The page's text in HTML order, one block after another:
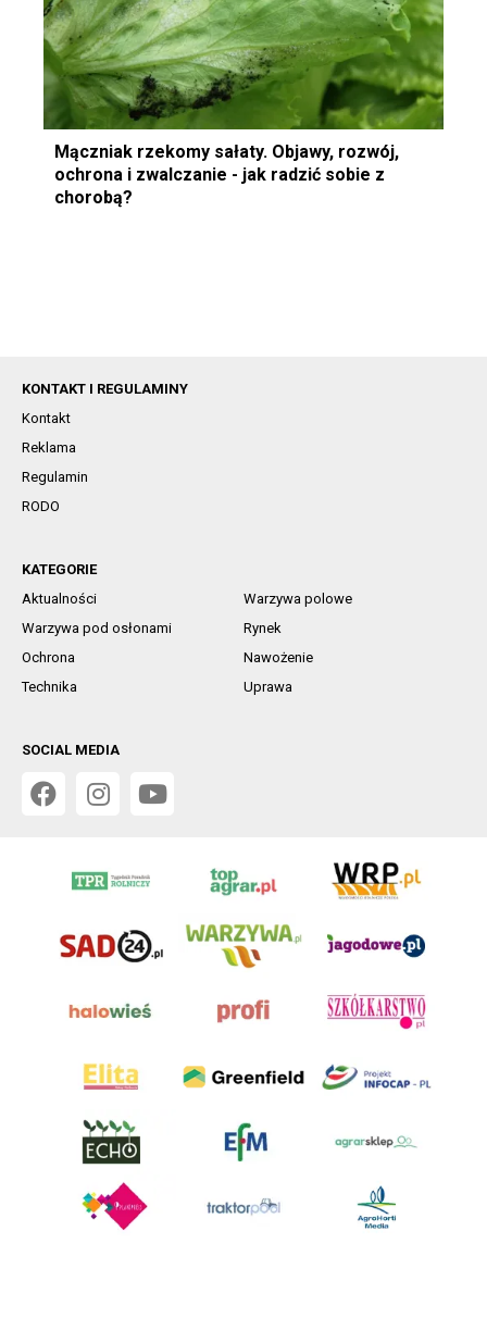
Mączniak rzekomy sałaty. Objawy, rozwój,
ochrona i zwalczanie - jak radzić sobie z
chorobą?
KONTAKT I REGULAMINY
Kontakt
Reklama
Regulamin
RODO
KATEGORIE
Aktualności
Warzywa polowe
Warzywa pod osłonami
Rynek
Ochrona
Nawożenie
Technika
Uprawa
SOCIAL MEDIA